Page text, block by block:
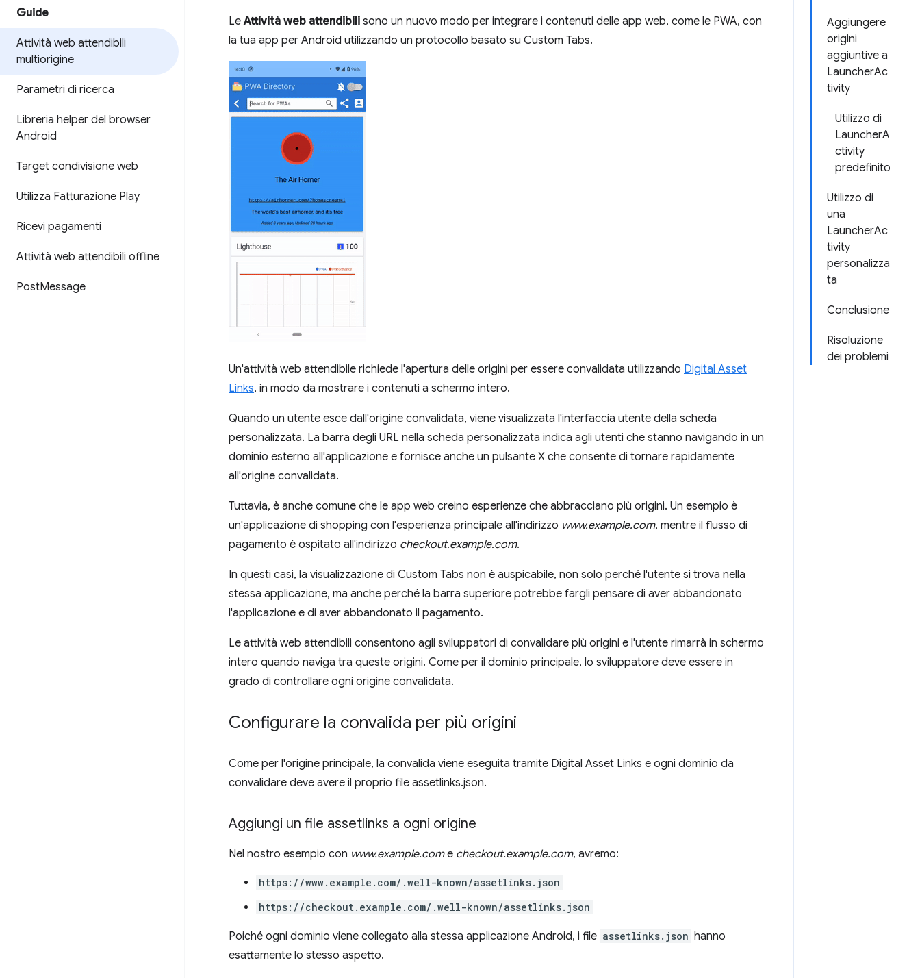
Guide
Attività web attendibili
multiorigine
Parametri di ricerca
Libreria helper del browser
Android
Target condivisione web
Utilizza Fatturazione Play
Ricevi pagamenti
Attività web attendibili offline
PostMessage
Aggiungere
origini
aggiuntive a
LauncherAc
tivity
Utilizzo di
LauncherA
ctivity
predefinito
Utilizzo di
una
LauncherAc
tivity
personalizza
ta
Conclusione
Risoluzione
dei problemi
LeAttività web attendibili sono un nuovo modo per integrare i contenuti delle app web, come le PWA, con
la tua app per Android utilizzando un protocollo basato su Custom Tabs.
Un'attività web attendibile richiede l'apertura delle origini per essere convalidata utilizzando Digital Asset
Links, in modo da mostrare i contenuti a schermo intero.
Quando un utente esce dall'origine convalidata, viene visualizzata l'interfaccia utente della scheda
personalizzata. La barra degli URL nella scheda personalizzata indica agli utenti che stanno navigando in un
dominio esterno all'applicazione e fornisce anche un pulsante X che consente di tornare rapidamente
all'origine convalidata.
Tuttavia, è anche comune che le app web creino esperienze che abbracciano più origini. Un esempio è
un'applicazione di shopping con l'esperienza principale all'indirizzo www.example.com, mentre il flusso di
pagamento è ospitato all'indirizzo checkout.example.com.
In questi casi, la visualizzazione di Custom Tabs non è auspicabile, non solo perché l'utente si trova nella
stessa applicazione, ma anche perché la barra superiore potrebbe fargli pensare di aver abbandonato
l'applicazione e di aver abbandonato il pagamento.
Le attività web attendibili consentono agli sviluppatori di convalidare più origini e l'utente rimarrà in schermo
intero quando naviga tra queste origini. Come per il dominio principale, lo sviluppatore deve essere in
grado di controllare ogni origine convalidata.
Configurare la convalida per più origini
Come per l'origine principale, la convalida viene eseguita tramite Digital Asset Links e ogni dominio da
convalidare deve avere il proprio file assetlinks.json.
Aggiungi un file assetlinks a ogni origine
Nel nostro esempio con www.example.come checkout.example.com, avremo:
https://www.example.com/.well-known/assetlinks.json
https://checkout.example.com/.well-known/assetlinks.json
Poiché ogni dominio viene collegato alla stessa applicazione Android, i file assetlinks.json hanno
esattamente lo stesso aspetto.